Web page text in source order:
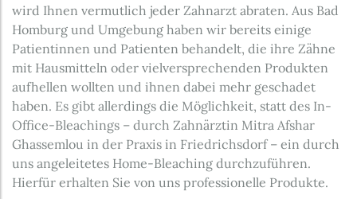
wird Ihnen vermutlich jeder Zahnarzt abraten. Aus Bad
Homburg und Umgebung haben wir bereits einige
Patientinnen und Patienten behandelt, die ihre Zähne
mit Hausmitteln oder vielversprechenden Produkten
aufhellen wollten und ihnen dabei mehr geschadet
haben. Es gibt allerdings die Möglichkeit, statt des In-
Office-Bleachings – durch Zahnärztin Mitra Afshar
Ghassemlou in der Praxis in Friedrichsdorf – ein durch
uns angeleitetes Home-Bleaching durchzuführen.
Hierfür erhalten Sie von uns professionelle Produkte.